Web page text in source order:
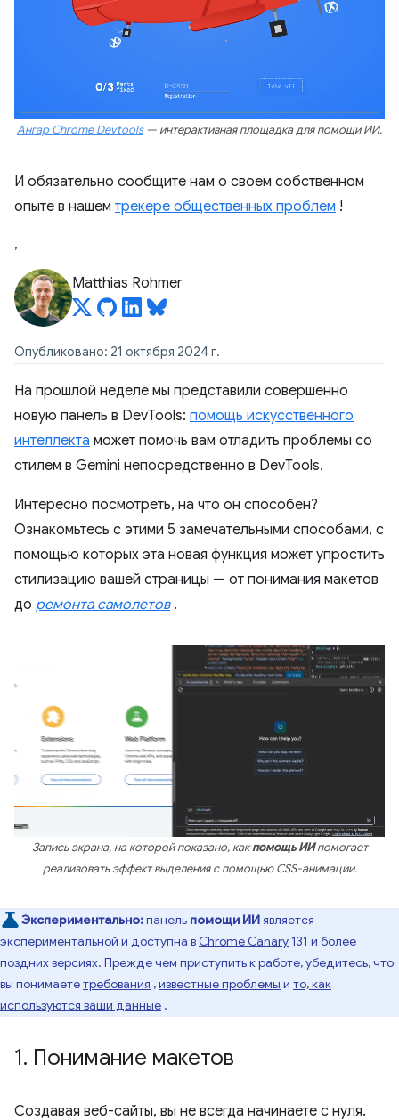
Ангар Chrome Devtools— интерактивная площадка для помощи ИИ.
И обязательно сообщите нам о своем собственном
опыте в нашем трекере общественных проблем !
,
Matthias Rohmer
Опубликовано: 21 октября 2024 г.
На прошлой неделе мы представили совершенно
новую панель в DevTools: помощь искусственного
интеллекта может помочь вам отладить проблемы со
стилем в Gemini непосредственно в DevTools.
Интересно посмотреть, на что он способен?
Ознакомьтесь с этими 5 замечательными способами, с
помощью которых эта новая функция может упростить
стилизацию вашей страницы — от понимания макетов
до ремонта самолетов.
Запись экрана, на которой показано, какпомощь ИИпомогает
реализовать эффект выделения с помощью CSS-анимации.
Экспериментально:панель помощи ИИявляется
экспериментальной и доступна в Chrome Canary131 и более
поздних версиях. Прежде чем приступить к работе, убедитесь, что
вы понимаететребования ,известные проблемы и то, как
используются ваши данные .
1. Понимание макетов
Создавая веб-сайты, вы не всегда начинаете с нуля.